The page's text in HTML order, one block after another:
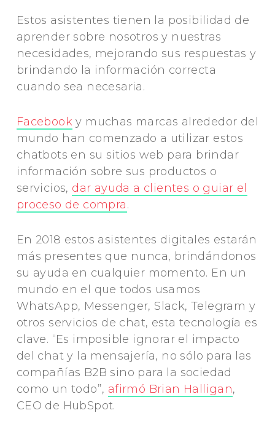
Estos asistentes tienen la posibilidad de
aprender sobre nosotros y nuestras
necesidades, mejorando sus respuestas y
brindando la información correcta
cuando sea necesaria.
Facebook y muchas marcas alrededor del
mundo han comenzado a utilizar estos
chatbots en su sitios web para brindar
información sobre sus productos o
servicios, dar ayuda a clientes o guiar el
proceso de compra.
En 2018 estos asistentes digitales estarán
más presentes que nunca, brindándonos
su ayuda en cualquier momento. En un
mundo en el que todos usamos
WhatsApp, Messenger, Slack, Telegram y
otros servicios de chat, esta tecnología es
clave. “Es imposible ignorar el impacto
del chat y la mensajería, no sólo para las
compañías B2B sino para la sociedad
como un todo”, afirmó Brian Halligan,
CEO de HubSpot.